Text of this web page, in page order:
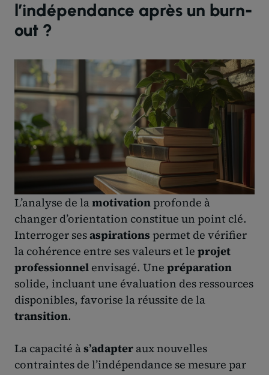
l’indépendance après un burn-
out ?
L’analyse de lamotivation profonde à
changer d’orientation constitue un point clé.
Interroger sesaspirations permet de vérifier
la cohérence entre ses valeurs et le projet
professionnel envisagé. Une préparation
solide, incluant une évaluation des ressources
disponibles, favorise la réussite de la
transition.
La capacité às’adapter aux nouvelles
contraintes de l’indépendance se mesure par